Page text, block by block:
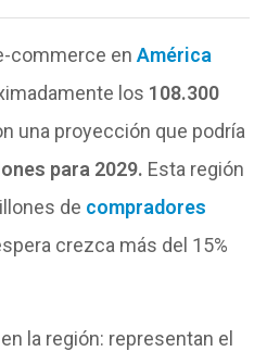
commerce en América
los 108.300
una proyección que podría
para 2029. Esta región
de compradores
crezca más del 15%
la región: representan el